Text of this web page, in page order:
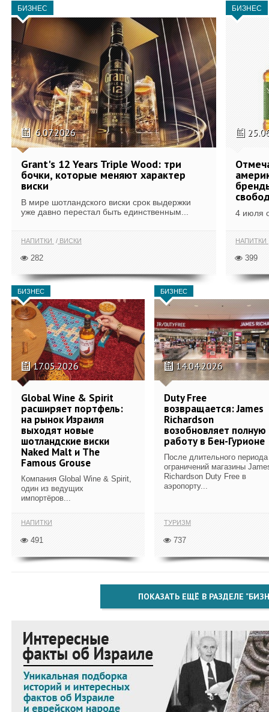
БИЗНЕС
6.07.2026
Grant's 12 Years Triple Wood: три
бочки, которые меняют характер
виски
В мире шотландского виски срок выдержки
уже давно перестал быть единственным...
НАПИТКИ ВИСКИ
282
БИЗНЕС
4 июля
НАПИТКИ
399
БИЗНЕС
17.05.2026
Global Wine & Spirit
расширяет портфель:
на рынок Израиля
выходят новые
шотландские виски
Naked Malt и The
Famous Grouse
Компания Global Wine & Spirit,
один из ведущих
импортёров...
НАПИТКИ
491
БИЗНЕС
14.04.2026
Duty Free
возвращается: James
Richardson
возобновляет полную
работу в Бен-Гурионе
После длительного периода
ограничений магазины
Richardson Duty Free в
аэропорту...
ТУРИЗМ
737
ПОКАЗАТЬ ЕЩЁ В РАЗДЕЛЕ